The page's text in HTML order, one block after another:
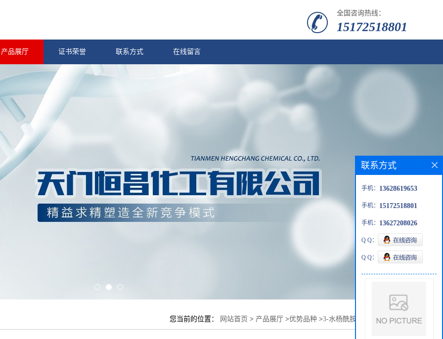
全国咨询热线：
15172518801
产品展厅 证书荣誉 联系方式 在线留言
您当前的位置： 网站首页 > 产品展厅 >优势品种 >3-水杨酰胺基-1,2,4-三氮唑
联系方式
手机： 13628619653
手机： 15172518801
手机： 13627208026
Q Q：
Q Q：